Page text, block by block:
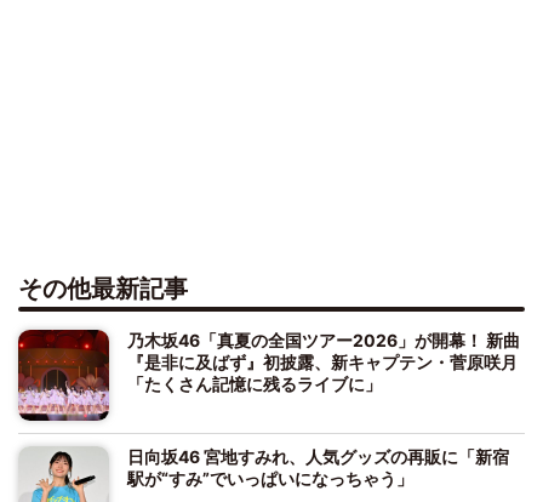
その他最新記事
乃木坂46「真夏の全国ツアー2026」が開幕！ 新曲
『是非に及ばず』初披露、新キャプテン・菅原咲月
「たくさん記憶に残るライブに」
日向坂46 宮地すみれ、人気グッズの再販に「新宿
駅が“すみ”でいっぱいになっちゃう」